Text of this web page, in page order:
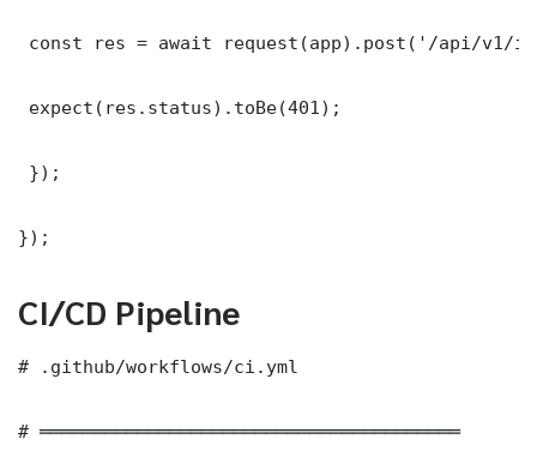
const res = await request(app).post('/api/v1/
expect(res.status).toBe(401);
});
});
CI/CD Pipeline
# .github/workflows/ci.yml
# ═══════════════════════════════════════